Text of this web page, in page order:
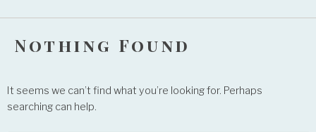
Nothing Found
It seems we can’t find what you’re looking for. Perhaps
searching can help.